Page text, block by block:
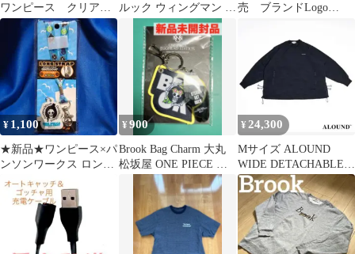
ワンピース クリアフ
ァイル ルフィ ブル
ック
ルック ウィングマン コ
ンバーター PS2
売 ブランドLogo
L 希少レア
¥ 1,100
★新品★ワンピース×パ
ンソンワークス ロング
ストラップ ブルック ラ
ブーン 青
¥900
Brook Bag Charm 大丸
松坂屋 ONE PIECE エ
ッグヘッド編
¥ 24,300
Mサイズ ALOUND
WIDE DETACHABLE
PULLOVER